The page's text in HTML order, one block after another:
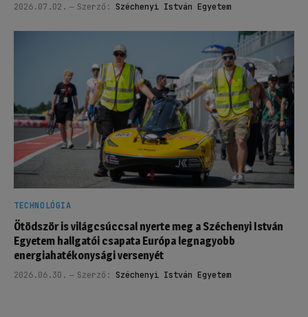
2026.07.02. Szerző: Széchenyi István Egyetem
TECHNOLÓGIA
Ötödször is világcsúccsal nyerte meg a Széchenyi István
Egyetem hallgatói csapata Európa legnagyobb
energiahatékonysági versenyét
2026.06.30. Szerző: Széchenyi István Egyetem